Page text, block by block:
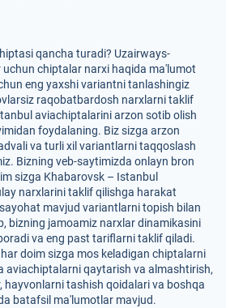
qancha turadi? Uzairways-
uchun chiptalar narxi haqida ma'lumot
eng yaxshi variantni tanlashingiz
raqobatbardosh narxlarni taklif
aviachiptalarini arzon sotib olish
foydalaning. Biz sizga arzon
va turli xil variantlarni taqqoslash
Bizning veb-saytimizda onlayn bron
sizga Khabarovsk – Istanbul
narxlarini taklif qilishga harakat
mavjud variantlarni topish bilan
bizning jamoamiz narxlar dinamikasini
va eng past tariflarni taklif qiladi.
doim sizga mos keladigan chiptalarni
aviachiptalarni qaytarish va almashtirish,
hayvonlarni tashish qoidalari va boshqa
batafsil ma'lumotlar mavjud.